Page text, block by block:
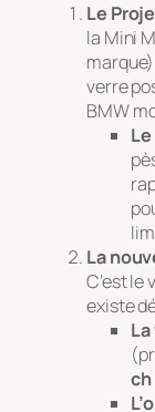
Le
la Mini
verre
BMW
La
C’est le
existe
ch